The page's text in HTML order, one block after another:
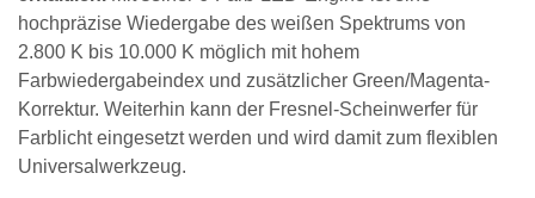
hochpräzise Wiedergabe des weißen Spektrums von
2.800 K bis 10.000 K möglich mit hohem
Farbwiedergabeindex und zusätzlicher Green/Magenta-
Korrektur. Weiterhin kann der Fresnel-Scheinwerfer für
Farblicht eingesetzt werden und wird damit zum flexiblen
Universalwerkzeug.